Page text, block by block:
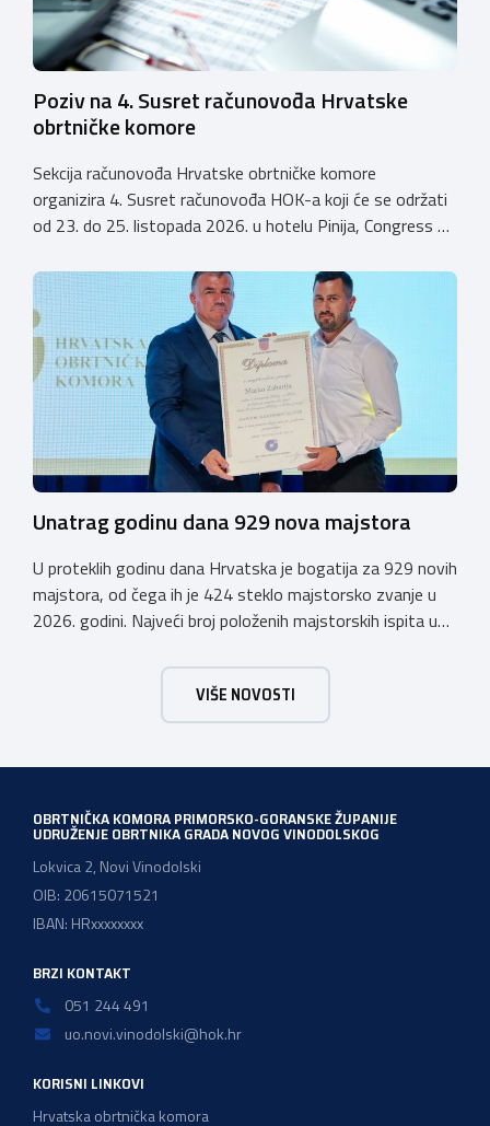
Poziv na 4. Susret računovođa Hrvatske
obrtničke komore
Sekcija računovođa Hrvatske obrtničke komore
organizira 4. Susret računovođa HOK-a koji će se održati
od 23. do 25. listopada 2026. u hotelu Pinija, Congress &
otvoren u petak, 23. listopada 2026. u
poslijepodnevnim, uz uvodno predavanje i pozdrav
domaćina. Tijekom subote, 24. listopada, održavat će se
predavanja, interaktivne radionice te okrugli stolovi na
aktualne teme. […]
Unatrag godinu dana 929 nova majstora
U proteklih godinu dana Hrvatska je bogatija za 929 novih
majstora, od čega ih je 424 steklo majstorsko zvanje u
2026. godini. Najveći broj položenih majstorskih ispita u
majstor elektroinstalater, majstor frizer, majstor
vodoinstalatera, instalatera grijanja i klimatizacije te
majstora automehaničara. Najveći broj navedenih
VIŠE NOVOSTI
OBRTNIČKA KOMORA PRIMORSKO-GORANSKE ŽUPANIJE
UDRUŽENJE OBRTNIKA GRADA NOVOG VINODOLSKOG
Lokvica 2, Novi Vinodolski
OIB: 20615071521
IBAN: HRxxxxxxxx
BRZI KONTAKT
051 244 491
uo.novi.vinodolski@hok.hr
KORISNI LINKOVI
Hrvatska obrtnička komora